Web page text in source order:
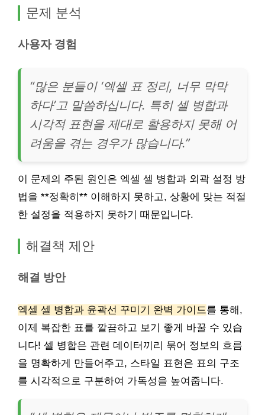
문제 분석
사용자 경험
“많은 분들이 ‘엑셀 표 정리, 너무 막막
하다’고 말씀하십니다. 특히 셀 병합과
시각적 표현을 제대로 활용하지 못해 어
려움을 겪는 경우가 많습니다.”
이 문제의 주된 원인은 엑셀 셀 병합과 외곽 설정 방
법을 **정확히** 이해하지 못하고, 상황에 맞는 적절
한 설정을 적용하지 못하기 때문입니다.
해결책 제안
해결 방안
엑셀 셀 병합과 윤곽선 꾸미기 완벽 가이드를 통해,
이제 복잡한 표를 깔끔하고 보기 좋게 바꿀 수 있습
니다! 셀 병합은 관련 데이터끼리 묶어 정보의 흐름
을 명확하게 만들어주고, 스타일 표현은 표의 구조
를 시각적으로 구분하여 가독성을 높여줍니다.